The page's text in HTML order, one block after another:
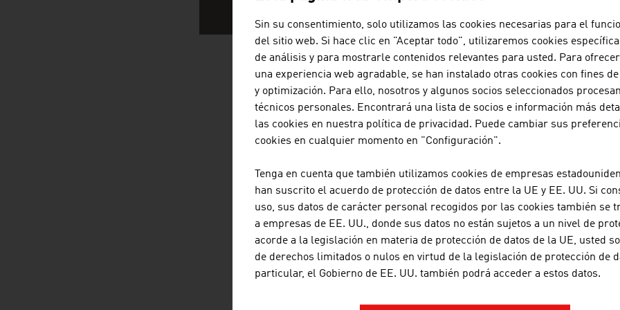
EMPRESAS AUSTRIACAS - VINO /
A-NOBIS SEKTKELLEREI
A-Nobis Sektkellerei Norbert Szigeti GmbH fue
productor de vino espumoso más
FLECKS BRAUHAUS TECHNIK
Sin su consentimiento, solo utilizamos las cookies necesarias para el
del sitio web. Si hace clic en "Aceptar todo", utilizaremos cookies
de análisis y para mostrarle contenidos relevantes para usted. Para
una experiencia web agradable, se han instalado otras cookies con fines
y optimización. Para ello, nosotros y algunos socios seleccionados
técnicos personales. Encontrará una lista de socios e información más
las cookies en nuestra política de privacidad. Puede cambiar sus
cookies en cualquier momento en "Configuración".
Tenga en cuenta que también utilizamos cookies de empresas
han suscrito el acuerdo de protección de datos entre la UE y EE. UU. Si
uso, sus datos de carácter personal recogidos por las cookies también se
a empresas de EE. UU., donde sus datos no están sujetos a un nivel de
acorde a la legislación en materia de protección de datos de la UE, usted
de derechos limitados o nulos en virtud de la legislación de protección de
particular, el Gobierno de EE. UU. también podrá acceder a estos datos.